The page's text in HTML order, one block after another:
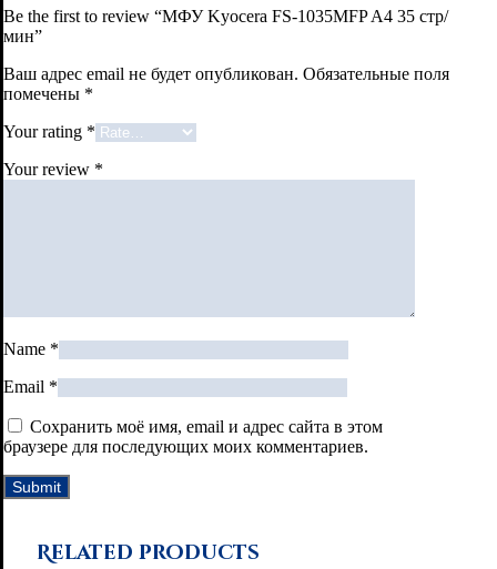
Be the first to review “МФУ Kyocera FS-1035MFP A4 35 стр/
мин”
Ваш адрес email не будет опубликован. Обязательные поля
помечены *
Your rating *
Your review *
Name *
Email *
Сохранить моё имя, email и адрес сайта в этом
браузере для последующих моих комментариев.
Related products